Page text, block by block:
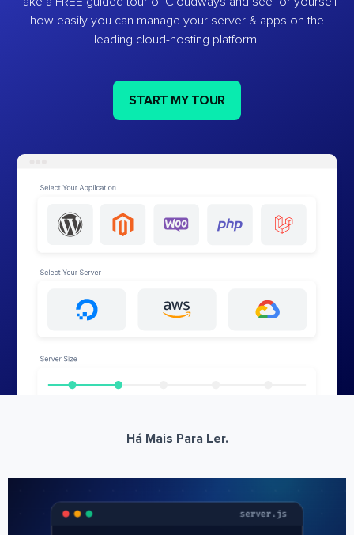
how easily you can manage your server & apps on the
leading cloud-hosting platform.
START MY TOUR
Há Mais Para Ler.